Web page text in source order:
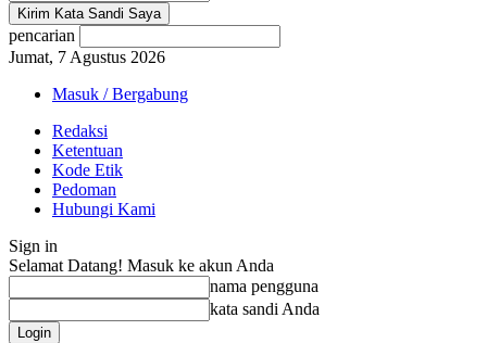
pencarian
Jumat, 7 Agustus 2026
Masuk / Bergabung
Redaksi
Ketentuan
Kode Etik
Pedoman
Hubungi Kami
Sign in
Selamat Datang! Masuk ke akun Anda
nama pengguna
kata sandi Anda